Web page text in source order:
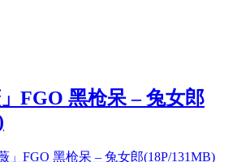
」FGO 黑枪呆 – 兔女郎